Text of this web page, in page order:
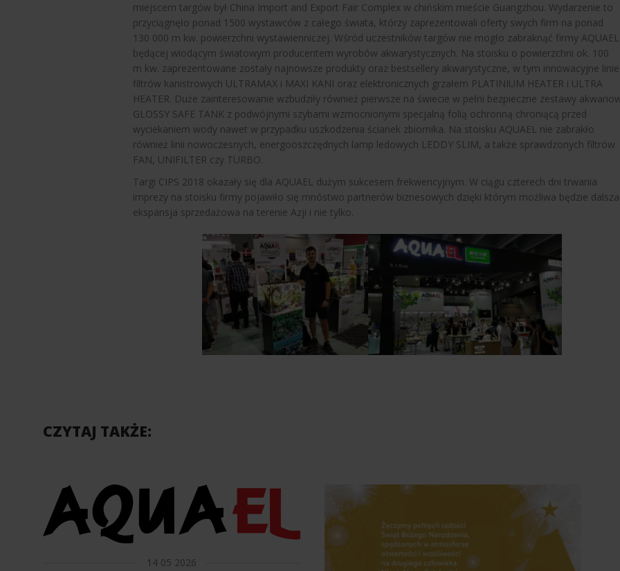
miejscem targów był China Import and Export Fair Complex w chińskim mieście Guangzhou. Wydarzenie to
przyciągnęło ponad 1500 wystawców z całego świata, którzy zaprezentowali oferty swych firm na ponad
130 000 m kw. powierzchni wystawienniczej. Wśród uczestników targów nie mogło zabraknąć firmy AQUAEL
będącej wiodącym światowym producentem wyrobów akwarystycznych. Na stoisku o powierzchni ok. 100
m kw. zaprezentowane zostały najnowsze produkty oraz bestsellery akwarystyczne, w tym innowacyjne linie
filtrów kanistrowych ULTRAMAX i MAXI KANI oraz elektronicznych grzałem PLATINIUM HEATER i ULTRA
HEATER. Duże zainteresowanie wzbudziły również pierwsze na świecie w pełni bezpieczne zestawy
GLOSSY SAFE TANK z podwójnymi szybami wzmocnionymi specjalną folią ochronną chroniącą przed
wyciekaniem wody nawet w przypadku uszkodzenia ścianek zbiornika. Na stoisku AQUAEL nie zabrakło
również linii nowoczesnych, energooszczędnych lamp ledowych LEDDY SLIM, a także sprawdzonych filtrów
FAN, UNIFILTER czy TURBO.
Targi CIPS 2018 okazały się dla AQUAEL dużym sukcesem frekwencyjnym. W ciągu czterech dni trwania
imprezy na stoisku firmy pojawiło się mnóstwo partnerów biznesowych dzięki którym możliwa będzie dalsza
ekspansja sprzedażowa na terenie Azji i nie tylko.
CZYTAJ TAKŻE:
14 05 2026